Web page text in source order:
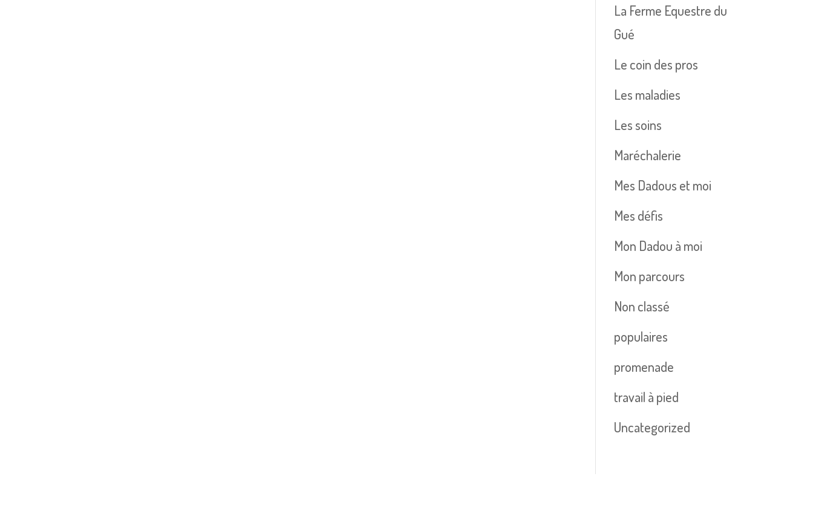
La Ferme Equestre du
Gué
Le coin des pros
Les maladies
Les soins
Maréchalerie
Mes Dadous et moi
Mes défis
Mon Dadou à moi
Mon parcours
Non classé
populaires
promenade
travail à pied
Uncategorized